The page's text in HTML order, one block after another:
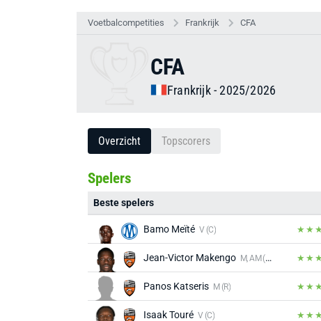
Voetbalcompetities Frankrijk CFA
CFA
Frankrijk - 2025/2026
Overzicht Topscorers
Spelers
Beste spelers
Bamo Meïté V (C)
Jean-Victor Makengo M, AM (C)
Panos Katseris M (R)
Isaak Touré V (C)